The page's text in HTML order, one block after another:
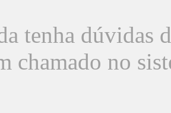
tenha dúvidas
chamado no